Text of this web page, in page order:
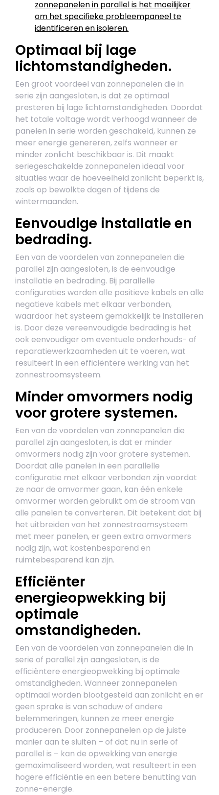
zonnepanelen in parallel is het moeilijker
om het specifieke probleempaneel te
identificeren en isoleren.
Optimaal bij lage
lichtomstandigheden.
Een groot voordeel van zonnepanelen die in
serie zijn aangesloten, is dat ze optimaal
presteren bij lage lichtomstandigheden. Doordat
het totale voltage wordt verhoogd wanneer de
panelen in serie worden geschakeld, kunnen ze
meer energie genereren, zelfs wanneer er
minder zonlicht beschikbaar is. Dit maakt
seriegeschakelde zonnepanelen ideaal voor
situaties waar de hoeveelheid zonlicht beperkt is,
zoals op bewolkte dagen of tijdens de
wintermaanden.
Eenvoudige installatie en
bedrading.
Een van de voordelen van zonnepanelen die
parallel zijn aangesloten, is de eenvoudige
installatie en bedrading. Bij parallelle
configuraties worden alle positieve kabels en alle
negatieve kabels met elkaar verbonden,
waardoor het systeem gemakkelijk te installeren
is. Door deze vereenvoudigde bedrading is het
ook eenvoudiger om eventuele onderhouds- of
reparatiewerkzaamheden uit te voeren, wat
resulteert in een efficiëntere werking van het
zonnestroomsysteem.
Minder omvormers nodig
voor grotere systemen.
Een van de voordelen van zonnepanelen die
parallel zijn aangesloten, is dat er minder
omvormers nodig zijn voor grotere systemen.
Doordat alle panelen in een parallelle
configuratie met elkaar verbonden zijn voordat
ze naar de omvormer gaan, kan één enkele
omvormer worden gebruikt om de stroom van
alle panelen te converteren. Dit betekent dat bij
het uitbreiden van het zonnestroomsysteem
met meer panelen, er geen extra omvormers
nodig zijn, wat kostenbesparend en
ruimtebesparend kan zijn.
Efficiënter
energieopwekking bij
optimale
omstandigheden.
Een van de voordelen van zonnepanelen die in
serie of parallel zijn aangesloten, is de
efficiëntere energieopwekking bij optimale
omstandigheden. Wanneer zonnepanelen
optimaal worden blootgesteld aan zonlicht en er
geen sprake is van schaduw of andere
belemmeringen, kunnen ze meer energie
produceren. Door zonnepanelen op de juiste
manier aan te sluiten – of dat nu in serie of
parallel is – kan de opwekking van energie
gemaximaliseerd worden, wat resulteert in een
hogere efficiëntie en een betere benutting van
zonne-energie.